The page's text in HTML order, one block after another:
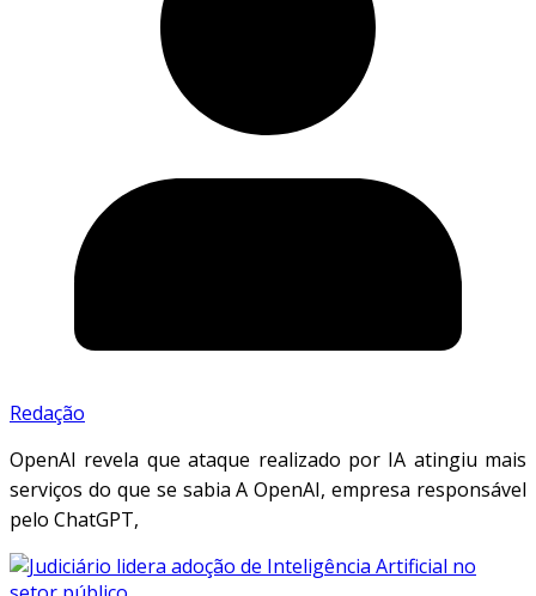
Redação
OpenAI revela que ataque realizado por IA atingiu mais
serviços do que se sabia A OpenAI, empresa responsável
pelo ChatGPT,